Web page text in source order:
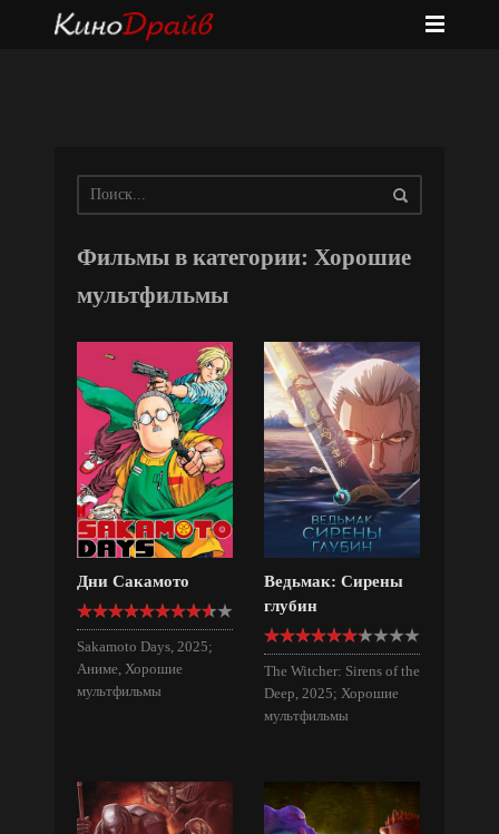
Фильмы в категории: Хорошие
мультфильмы
Дни Сакамото
Sakamoto Days, 2025;
Аниме, Хорошие
мультфильмы
Ведьмак: Сирены
глубин
The Witcher: Sirens of the
Deep, 2025; Хорошие
мультфильмы